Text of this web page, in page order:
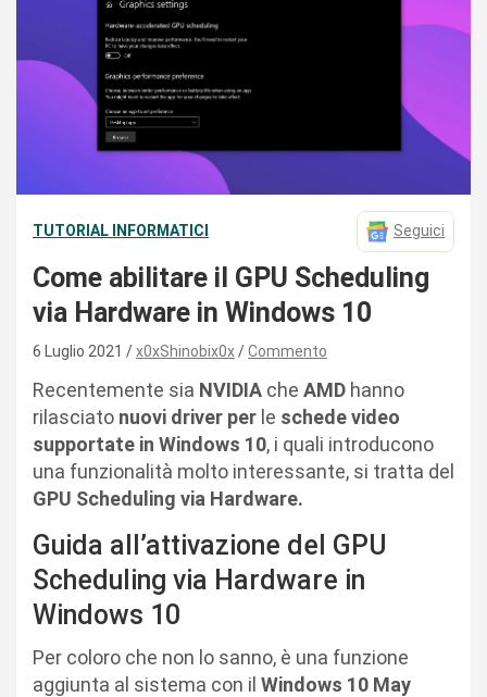
TUTORIAL INFORMATICI Seguici
Come abilitare il GPU Scheduling
via Hardware in Windows 10
6 Luglio 2021 x0xShinobix0x Commento
Recentemente sia NVIDIA che AMD hanno
rilasciato nuovi driver per le schede video
supportate in Windows 10, i quali introducono
una funzionalità molto interessante, si tratta del
GPU Scheduling via Hardware.
Guida all’attivazione del GPU
Scheduling via Hardware in
Windows 10
Per coloro che non lo sanno, è una funzione
aggiunta al sistema con il Windows 10 May